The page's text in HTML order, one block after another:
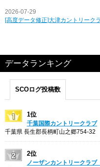
2026-07-29
[高度データ修正]大津カントリーク
データランキング
SCOログ投稿数
1位
千葉国際カントリークラブ
千葉県 長生郡長柄町山之郷754-32
2位
ノーザンカントリークラ